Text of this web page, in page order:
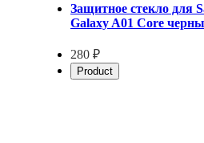
Защитное стекло для
Galaxy A01 Core
280 ₽
Product